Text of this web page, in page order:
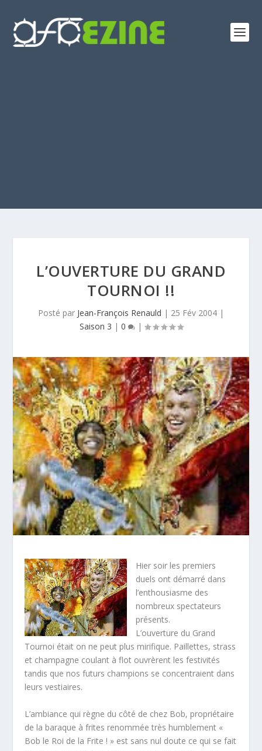
L’OUVERTURE DU GRAND
TOURNOI !!
Posté par Jean-François Renauld | 25 Fév 2004 |
Saison 3 | 0 |
Hier soir les premiers
duels ont démarré dans
l’enthousiasme des
nombreux spectateurs
présents.
L’ouverture du Grand
Tournoi était on ne peut plus mirifique. Paillettes, strass
et champagne coulant à flot ouvrèrent les festivités
tandis que nos futurs champions se concentraient dans
leurs vestiaires.
L’ambiance qui règne du côté de chez Bob, propriétaire
de la baraque à frites renommée très humblement «
Bob le Roi de la Frite ! » est sans nul doute ce qui se fait